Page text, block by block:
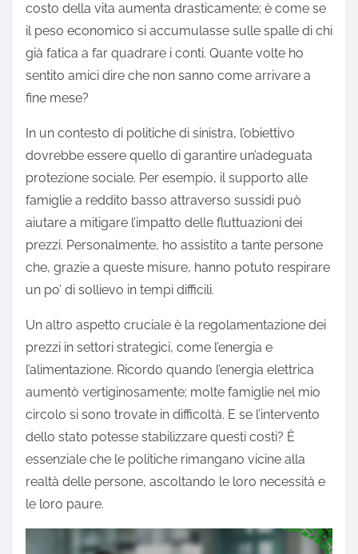
costo della vita aumenta drasticamente; è come se
il peso economico si accumulasse sulle spalle di chi
già fatica a far quadrare i conti. Quante volte ho
sentito amici dire che non sanno come arrivare a
fine mese?
In un contesto di politiche di sinistra, l’obiettivo
dovrebbe essere quello di garantire un’adeguata
protezione sociale. Per esempio, il supporto alle
famiglie a reddito basso attraverso sussidi può
aiutare a mitigare l’impatto delle fluttuazioni dei
prezzi. Personalmente, ho assistito a tante persone
che, grazie a queste misure, hanno potuto respirare
un po’ di sollievo in tempi difficili.
Un altro aspetto cruciale è la regolamentazione dei
prezzi in settori strategici, come l’energia e
l’alimentazione. Ricordo quando l’energia elettrica
aumentò vertiginosamente; molte famiglie nel mio
circolo si sono trovate in difficoltà. E se l’intervento
dello stato potesse stabilizzare questi costi? È
essenziale che le politiche rimangano vicine alla
realtà delle persone, ascoltando le loro necessità e
le loro paure.